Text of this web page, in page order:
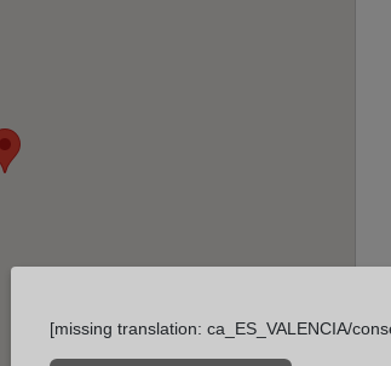
[missing translation: ca_ES_VALENCIA/